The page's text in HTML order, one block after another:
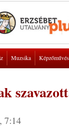
Muzsika
7:14